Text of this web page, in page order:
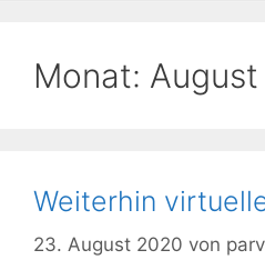
Monat:
Weiterhin
23. August 2020 von